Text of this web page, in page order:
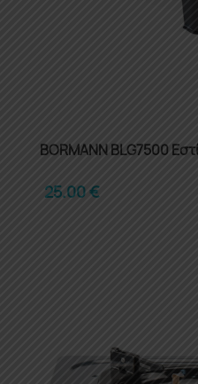
BORMANN BLG7500
25.00€